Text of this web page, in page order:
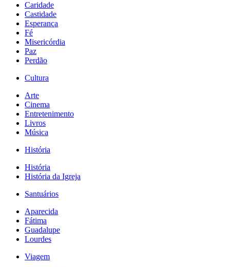
Caridade
Castidade
Esperança
Fé
Misericórdia
Paz
Perdão
Cultura
Arte
Cinema
Entretenimento
Livros
Música
História
História
História da Igreja
Santuários
Aparecida
Fátima
Guadalupe
Lourdes
Viagem